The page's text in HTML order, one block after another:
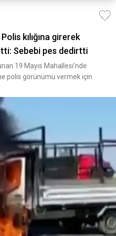
kılığına girerek
Sebebi pes dedirtti
19 Mayıs Mahallesi’nde
polis görünümü vermek için